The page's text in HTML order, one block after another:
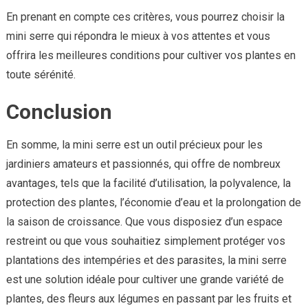
En prenant en compte ces critères, vous pourrez choisir la
mini serre qui répondra le mieux à vos attentes et vous
offrira les meilleures conditions pour cultiver vos plantes en
toute sérénité.
Conclusion
En somme, la mini serre est un outil précieux pour les
jardiniers amateurs et passionnés, qui offre de nombreux
avantages, tels que la facilité d’utilisation, la polyvalence, la
protection des plantes, l’économie d’eau et la prolongation de
la saison de croissance. Que vous disposiez d’un espace
restreint ou que vous souhaitiez simplement protéger vos
plantations des intempéries et des parasites, la mini serre
est une solution idéale pour cultiver une grande variété de
plantes, des fleurs aux légumes en passant par les fruits et